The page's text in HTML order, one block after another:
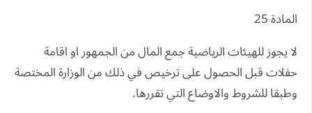
المادة 25
لا يجوز للهيئات الرياضية جمع المال من الجمهور او اقامة
حفلات قبل الحصول على ترخيص في ذلك من الوزارة المختصة
وطبقا للشروط والاوضاع التي تقررها.